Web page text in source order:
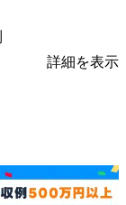
詳細を表示